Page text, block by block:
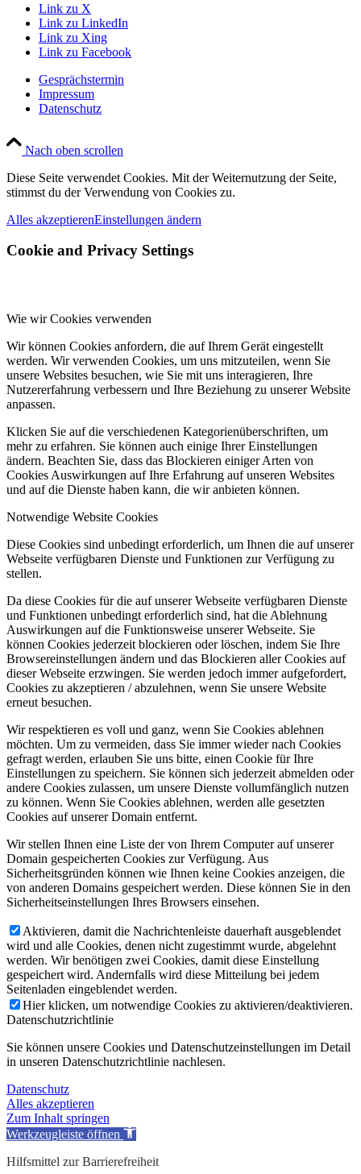
Link zu X
Link zu LinkedIn
Link zu Xing
Link zu Facebook
Gesprächstermin
Impressum
Datenschutz
Nach oben scrollen
Diese Seite verwendet Cookies. Mit der Weiternutzung der Seite,
stimmst du der Verwendung von Cookies zu.
Alles akzeptierenEinstellungen ändern
Cookie and Privacy Settings
Wie wir Cookies verwenden
Wir können Cookies anfordern, die auf Ihrem Gerät eingestellt
werden. Wir verwenden Cookies, um uns mitzuteilen, wenn Sie
unsere Websites besuchen, wie Sie mit uns interagieren, Ihre
Nutzererfahrung verbessern und Ihre Beziehung zu unserer Website
anpassen.
Klicken Sie auf die verschiedenen Kategorienüberschriften, um
mehr zu erfahren. Sie können auch einige Ihrer Einstellungen
ändern. Beachten Sie, dass das Blockieren einiger Arten von
Cookies Auswirkungen auf Ihre Erfahrung auf unseren Websites
und auf die Dienste haben kann, die wir anbieten können.
Notwendige Website Cookies
Diese Cookies sind unbedingt erforderlich, um Ihnen die auf unserer
Webseite verfügbaren Dienste und Funktionen zur Verfügung zu
stellen.
Da diese Cookies für die auf unserer Webseite verfügbaren Dienste
und Funktionen unbedingt erforderlich sind, hat die Ablehnung
Auswirkungen auf die Funktionsweise unserer Webseite. Sie
können Cookies jederzeit blockieren oder löschen, indem Sie Ihre
Browsereinstellungen ändern und das Blockieren aller Cookies auf
dieser Webseite erzwingen. Sie werden jedoch immer aufgefordert,
Cookies zu akzeptieren / abzulehnen, wenn Sie unsere Website
erneut besuchen.
Wir respektieren es voll und ganz, wenn Sie Cookies ablehnen
möchten. Um zu vermeiden, dass Sie immer wieder nach Cookies
gefragt werden, erlauben Sie uns bitte, einen Cookie für Ihre
Einstellungen zu speichern. Sie können sich jederzeit abmelden oder
andere Cookies zulassen, um unsere Dienste vollumfänglich nutzen
zu können. Wenn Sie Cookies ablehnen, werden alle gesetzten
Cookies auf unserer Domain entfernt.
Wir stellen Ihnen eine Liste der von Ihrem Computer auf unserer
Domain gespeicherten Cookies zur Verfügung. Aus
Sicherheitsgründen können wie Ihnen keine Cookies anzeigen, die
von anderen Domains gespeichert werden. Diese können Sie in den
Sicherheitseinstellungen Ihres Browsers einsehen.
Aktivieren, damit die Nachrichtenleiste dauerhaft ausgeblendet
wird und alle Cookies, denen nicht zugestimmt wurde, abgelehnt
werden. Wir benötigen zwei Cookies, damit diese Einstellung
gespeichert wird. Andernfalls wird diese Mitteilung bei jedem
Seitenladen eingeblendet werden.
Hier klicken, um notwendige Cookies zu aktivieren/deaktivieren.
Datenschutzrichtlinie
Sie können unsere Cookies und Datenschutzeinstellungen im Detail
in unseren Datenschutzrichtlinie nachlesen.
Datenschutz
Alles akzeptieren
Zum Inhalt springen
Werkzeugleiste öffnen
Hilfsmittel zur Barrierefreiheit